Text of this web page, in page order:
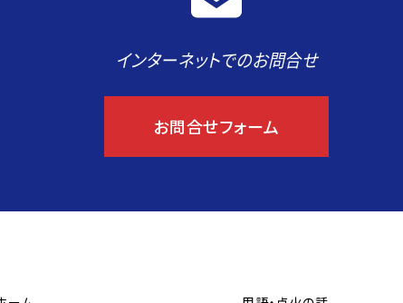
インターネットでのお問合せ
お問合せフォーム